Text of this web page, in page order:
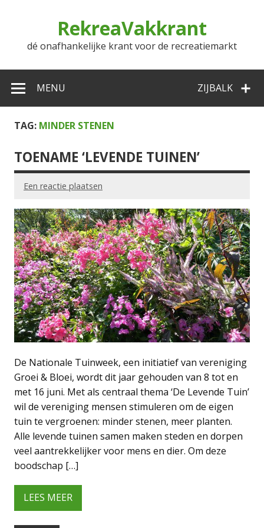
RekreaVakkrant
dé onafhankelijke krant voor de recreatiemarkt
ZIJBALK
MENU
TAG: MINDER STENEN
TOENAME ‘LEVENDE TUINEN’
Een reactie plaatsen
De Nationale Tuinweek, een initiatief van vereniging
Groei & Bloei, wordt dit jaar gehouden van 8 tot en
met 16 juni. Met als centraal thema ‘De Levende Tuin’
wil de vereniging mensen stimuleren om de eigen
tuin te vergroenen: minder stenen, meer planten.
Alle levende tuinen samen maken steden en dorpen
veel aantrekkelijker voor mens en dier. Om deze
boodschap […]
LEES MEER